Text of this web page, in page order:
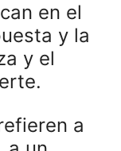
en el
y la
y el
a